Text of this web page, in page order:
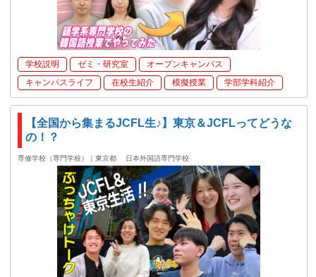
学校説明 ゼミ・研究室
オープンキャンパス
キャンパスライフ
在校生紹介 模擬授業 学部学科紹介
【全国から集まるJCFL生♪】東京＆JCFLってどうな
の！？
専修学校（専門学校）｜東京都 日本外国語専門学校